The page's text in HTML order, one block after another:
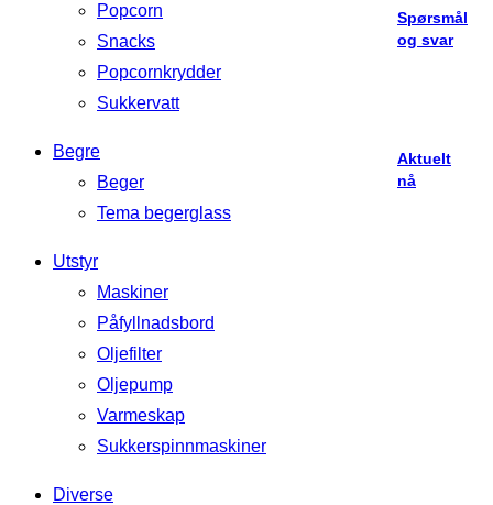
Popcorn
Snacks
Popcornkrydder
Sukkervatt
Begre
Beger
Tema begerglass
Utstyr
Maskiner
Påfyllnadsbord
Oljefilter
Oljepump
Varmeskap
Sukkerspinnmaskiner
Diverse
Spørsmål
og svar
Aktuelt
nå